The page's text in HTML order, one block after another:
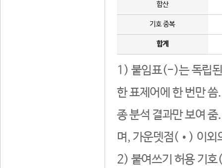
합산
기호 중복
합계
1) 붙임표(-)는 독립된
한 표제어에 한 번만
종 분석 결과만 보여
며, 가운뎃점(•) 이외
2) 붙여쓰기 허용 기호